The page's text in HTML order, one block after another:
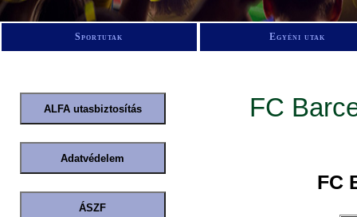
Sportutak Egyéni utak
FC
FC